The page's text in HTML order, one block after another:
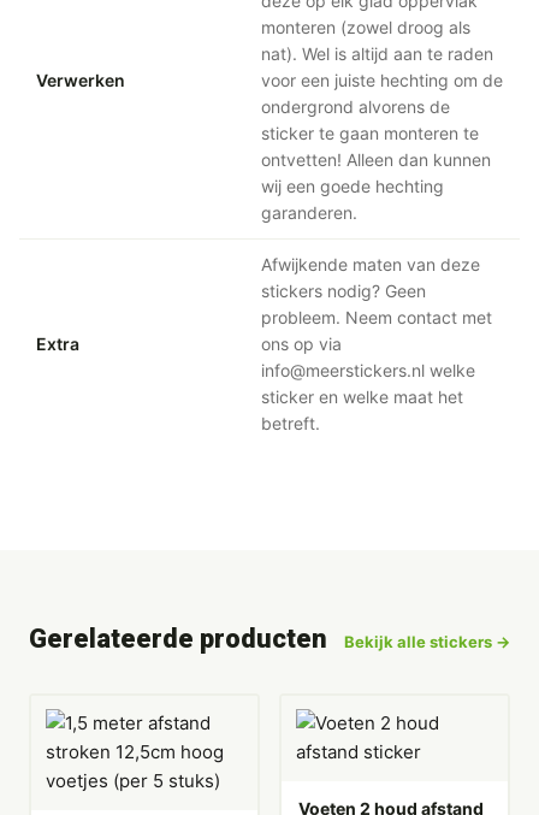
Verwerken
monteren (zowel droog als
nat). Wel is altijd aan te raden
voor een juiste hechting om de
ondergrond alvorens de
sticker te gaan monteren te
ontvetten! Alleen dan kunnen
wij een goede hechting
garanderen.
Extra
Afwijkende maten van deze
stickers nodig? Geen
probleem. Neem contact met
ons op via
info@meerstickers.nl welke
sticker en welke maat het
betreft.
Gerelateerde producten Bekijk alle stickers →
Voeten 2 houd afstand